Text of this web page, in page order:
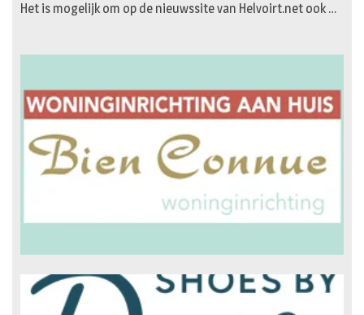
Het is mogelijk om op de nieuwssite van Helvoirt.net ook …